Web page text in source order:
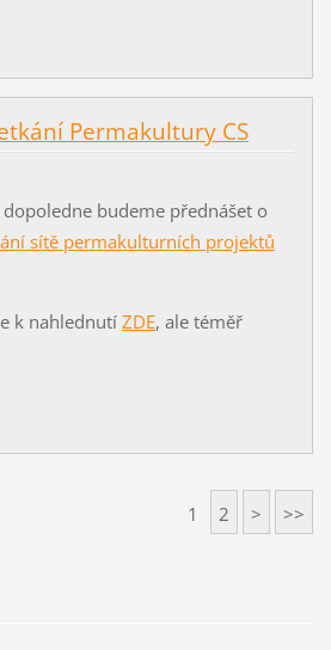
Permakultury CS
budeme přednášet o
sítě permakulturních projektů
k nahlednutí ZDE, ale téměř
1 2 > >>